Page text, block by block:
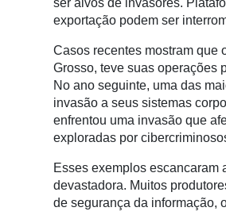
Agricultura
Software
Empresarial
Tecnologia
Recursos
Membros
ser alvos de invasores.
exportação podem ser
Casos recentes mostram que
Grosso, teve suas operações
No ano seguinte, uma das
invasão a seus sistemas
enfrentou uma invasão que
exploradas por
Esses exemplos escancaram
devastadora. Muitos
de segurança da informação,